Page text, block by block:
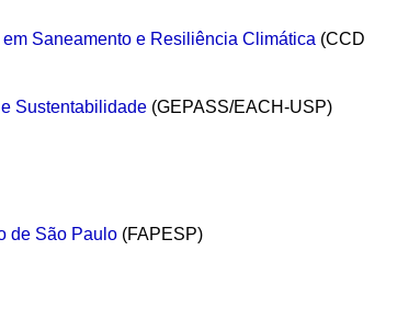
Saneamento e Resiliência Climática (CCD
Sustentabilidade(GEPASS/EACH-USP)
de São Paulo(FAPESP)